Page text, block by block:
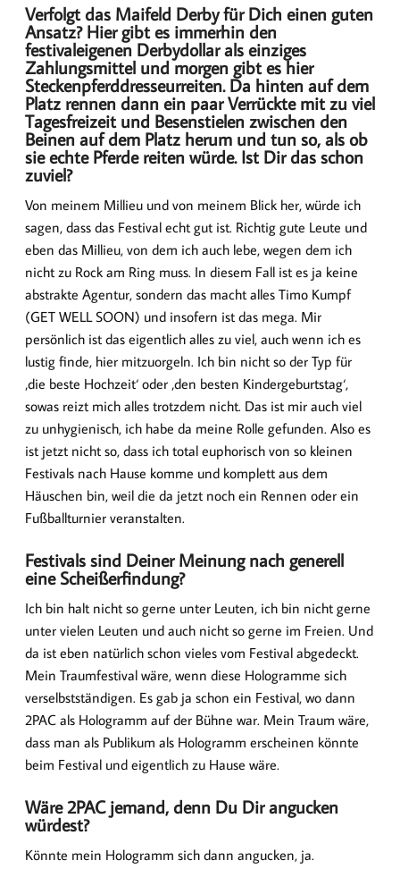
Verfolgt das Maifeld Derby für Dich einen guten
Ansatz? Hier gibt es immerhin den
festivaleigenen Derbydollar als einziges
Zahlungsmittel und morgen gibt es hier
Steckenpferddresseurreiten. Da hinten auf dem
Platz rennen dann ein paar Verrückte mit zu viel
Tagesfreizeit und Besenstielen zwischen den
Beinen auf dem Platz herum und tun so, als ob
sie echte Pferde reiten würde. Ist Dir das schon
zuviel?
Von meinem Millieu und von meinem Blick her, würde ich
sagen, dass das Festival echt gut ist. Richtig gute Leute und
eben das Millieu, von dem ich auch lebe, wegen dem ich
nicht zu Rock am Ring muss. In diesem Fall ist es ja keine
abstrakte Agentur, sondern das macht alles Timo Kumpf
(GET WELL SOON) und insofern ist das mega. Mir
persönlich ist das eigentlich alles zu viel, auch wenn ich es
lustig finde, hier mitzuorgeln. Ich bin nicht so der Typ für
‚die beste Hochzeit‘ oder ‚den besten Kindergeburtstag‘,
sowas reizt mich alles trotzdem nicht. Das ist mir auch viel
zu unhygienisch, ich habe da meine Rolle gefunden. Also es
ist jetzt nicht so, dass ich total euphorisch von so kleinen
Festivals nach Hause komme und komplett aus dem
Häuschen bin, weil die da jetzt noch ein Rennen oder ein
Fußballturnier veranstalten.
Festivals sind Deiner Meinung nach generell
eine Scheißerfindung?
Ich bin halt nicht so gerne unter Leuten, ich bin nicht gerne
unter vielen Leuten und auch nicht so gerne im Freien. Und
da ist eben natürlich schon vieles vom Festival abgedeckt.
Mein Traumfestival wäre, wenn diese Hologramme sich
verselbstständigen. Es gab ja schon ein Festival, wo dann
2PAC als Hologramm auf der Bühne war. Mein Traum wäre,
dass man als Publikum als Hologramm erscheinen könnte
beim Festival und eigentlich zu Hause wäre.
Wäre 2PAC jemand, denn Du Dir angucken
würdest?
Könnte mein Hologramm sich dann angucken, ja.